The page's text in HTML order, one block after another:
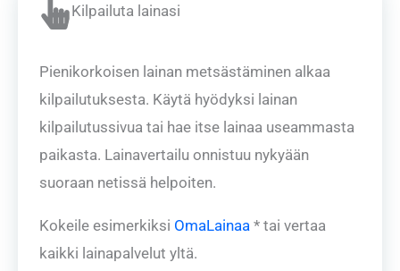
Kilpailuta lainasi
Pienikorkoisen lainan metsästäminen alkaa
kilpailutuksesta. Käytä hyödyksi lainan
kilpailutussivua tai hae itse lainaa useammasta
paikasta. Lainavertailu onnistuu nykyään
suoraan netissä helpoiten.
Kokeile esimerkiksi OmaLainaa * tai vertaa
kaikki lainapalvelut yltä.